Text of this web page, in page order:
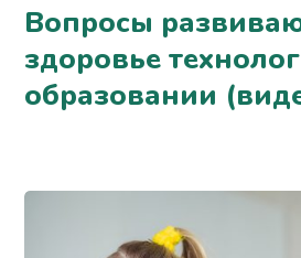
Вопросы
здоровье
образовании